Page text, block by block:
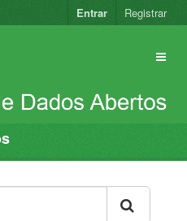
Entrar Registrar